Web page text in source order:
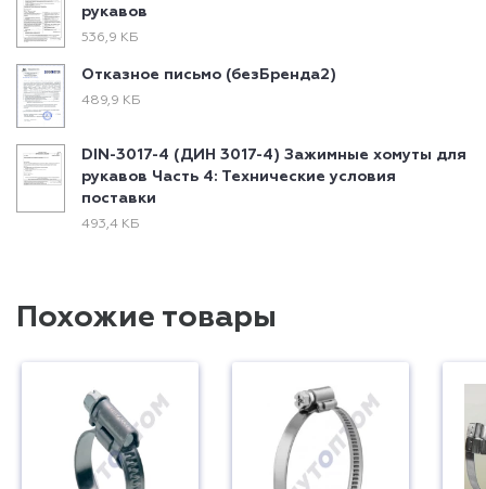
рукавов
536,9 КБ
Отказное письмо (безБренда2)
489,9 КБ
DIN-3017-4 (ДИН 3017-4) Зажимные хомуты для
рукавов Часть 4: Технические условия
поставки
493,4 КБ
Похожие товары